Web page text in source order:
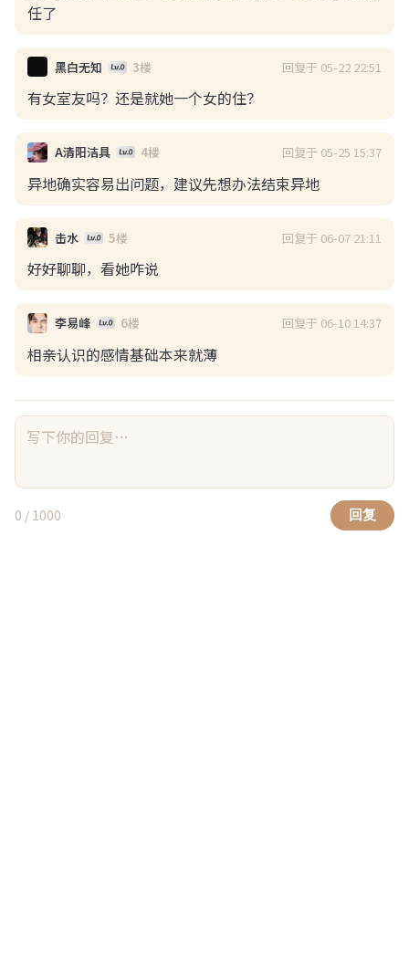
楼主三十出头，大学时候和老婆在一起，已经十多年
但我感觉现在的生活全是柴米油盐，没什么激情可言。
我们没有小孩，老婆是个保守的人，床上也比较放不
开，体验感一般，而且几乎不会主动，我不提的话她可
以永远不提，我提的话还要看她想不想。性这方…
展开
浏览(59) 回复(1) 点赞(2)
1楼 最性感七尺长人
多沟通，找点新花样，别把压
如今x压抑这么离谱了吗？
任了
黑白无知 3楼 回复于 05-22 22:51
有女室友吗？还是就她一个女的住？
A清阳洁具 4楼 回复于 05-25 15:37
异地确实容易出问题，建议先想办法结束异地
击水 5楼 回复于 06-07 21:11
好好聊聊，看她咋说
李易峰 6楼 回复于 06-10 14:37
相亲认识的感情基础本来就薄
0 / 1000 回复